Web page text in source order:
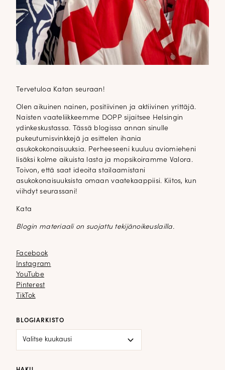
Tervetuloa Katan seuraan!
Olen aikuinen nainen, positiivinen ja aktiivinen yrittäjä.
Naisten vaateliikkeemme DOPP sijaitsee Helsingin
ydinkeskustassa. Tässä blogissa annan sinulle
pukeutumisvinkkejä ja esittelen ihania
asukokokonaisuuksia. Perheeseeni kuuluu aviomieheni
lisäksi kolme aikuista lasta ja mopsikoiramme Valora.
Toivon, että saat ideoita stailaamistani
asukokonaisuuksista omaan vaatekaappiisi. Kiitos, kun
viihdyt seurassani!
Kata
Blogin materiaali on suojattu tekijänoikeuslailla.
Facebook
Facebook
Instagram
Instagram
YouTube
YouTube
Pinterest
Pinterest
TikTok
TikTok
BLOGIARKISTO